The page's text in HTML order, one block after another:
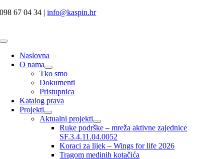
Skip
098 67 04 34 |info@kaspin.hr
Toggle
NavigationNaslovna
O nama
Tko smo
Dokumenti
Pristupnica
Katalog prava
Projekti
Aktualni projekti
Ruke podrške – mreža aktivne zajednice
SF.3.4.11.04.0052
Koraci za lijek – Wings for life 2026
Tragom medinih kotačića